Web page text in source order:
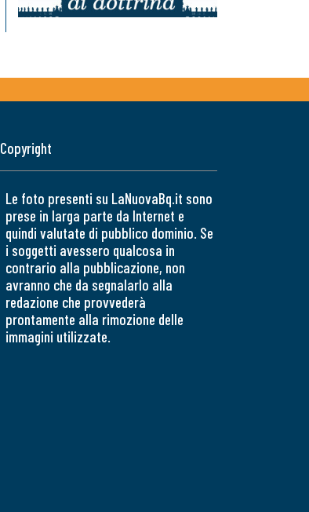
Copyright
Le foto presenti su LaNuovaBq.it sono
prese in larga parte da Internet e
quindi valutate di pubblico dominio. Se
i soggetti avessero qualcosa in
contrario alla pubblicazione, non
avranno che da segnalarlo alla
redazione che provvederà
prontamente alla rimozione delle
immagini utilizzate.